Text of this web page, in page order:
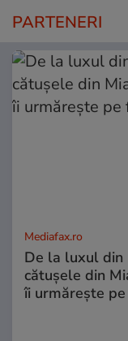
PARTENERI
Mediafax.ro
De la luxul din
cătușele din
îi urmărește